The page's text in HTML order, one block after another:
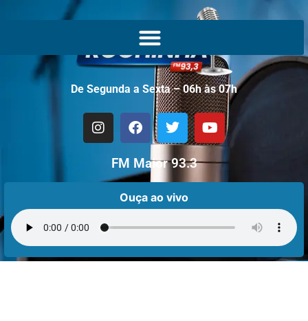
De Segunda a Sexta – 06h às 07h
FM Maior 93.3
Ouça ao vivo